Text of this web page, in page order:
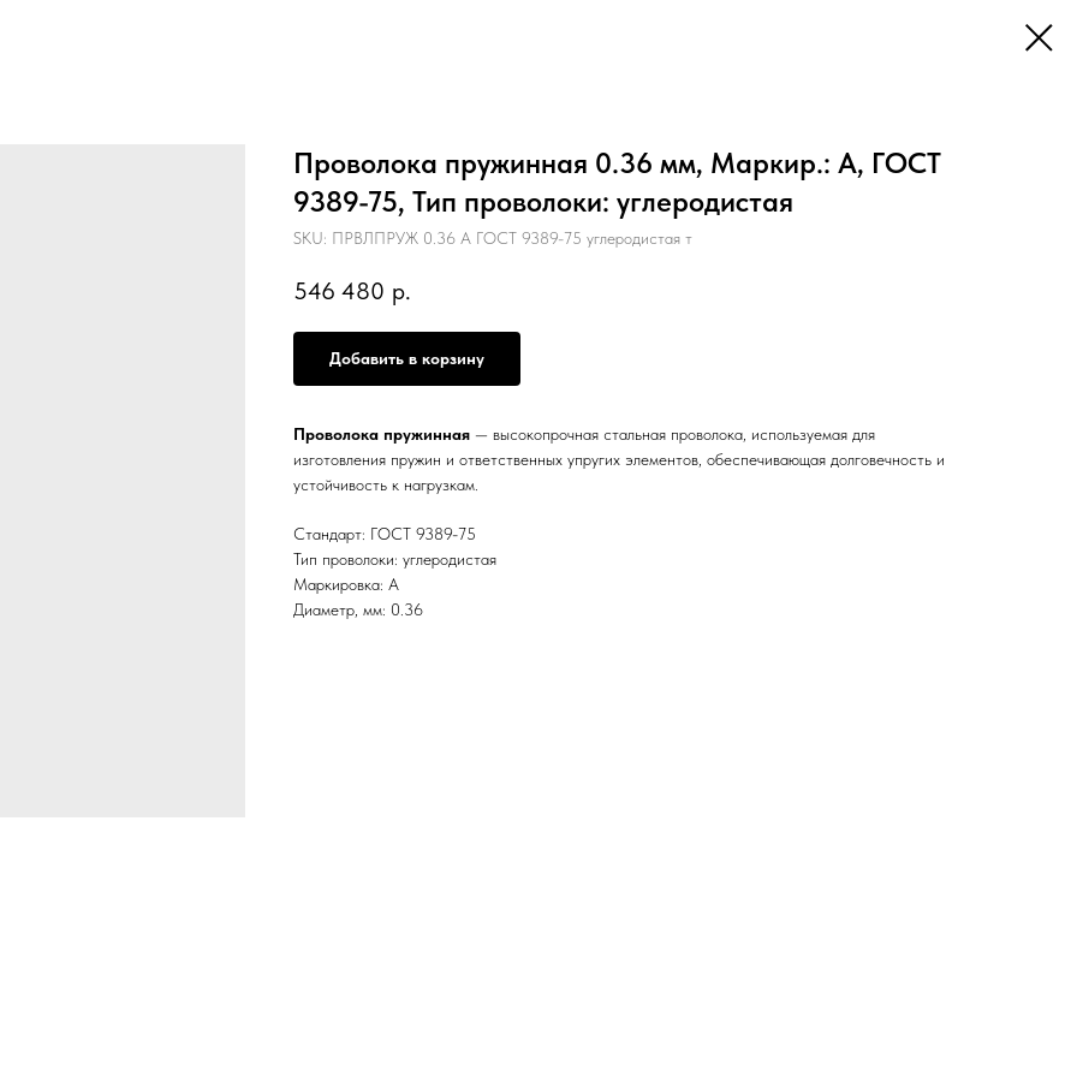
Проволока пружинная 0.36 мм, Маркир.: А, ГОСТ
9389-75, Тип проволоки: углеродистая
SKU: ПРВЛПРУЖ 0.36 А ГОСТ 9389-75 углеродистая т
546 480 р.
Добавить в корзину
Проволока пружинная — высокопрочная стальная проволока, используемая для
изготовления пружин и ответственных упругих элементов, обеспечивающая долговечность и
устойчивость к нагрузкам.
Стандарт: ГОСТ 9389-75
Тип проволоки: углеродистая
Маркировка: А
Диаметр, мм: 0.36